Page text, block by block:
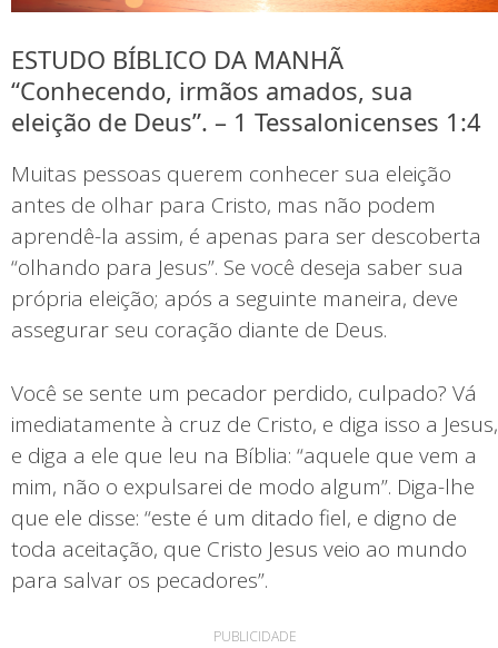
ESTUDO BÍBLICO DA MANHÃ
“Conhecendo, irmãos amados, sua
eleição de Deus”. – 1 Tessalonicenses 1:4
Muitas pessoas querem conhecer sua eleição
antes de olhar para Cristo, mas não podem
aprendê-la assim, é apenas para ser descoberta
“olhando para Jesus”. Se você deseja saber sua
própria eleição; após a seguinte maneira, deve
assegurar seu coração diante de Deus.
Você se sente um pecador perdido, culpado? Vá
imediatamente à cruz de Cristo, e diga isso a Jesus,
e diga a ele que leu na Bíblia: “aquele que vem a
mim, não o expulsarei de modo algum”. Diga-lhe
que ele disse: “este é um ditado fiel, e digno de
toda aceitação, que Cristo Jesus veio ao mundo
para salvar os pecadores”.
PUBLICIDADE